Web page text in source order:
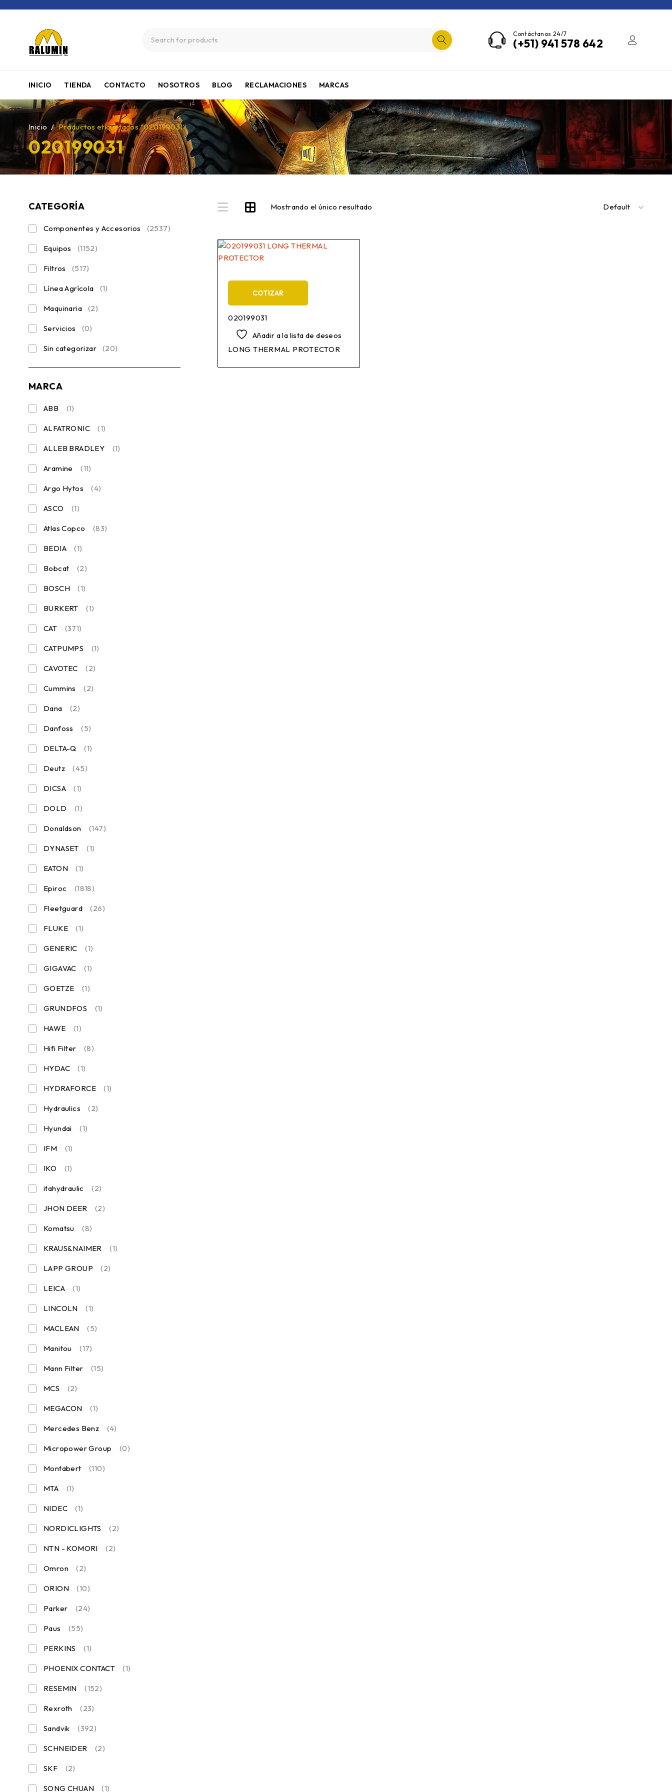
Contáctanos 24/7
(+51) 941 578 642
INICIO TIENDA CONTACTO NOSOTROS BLOG RECLAMACIONES MARCAS
020199031
Inicio / Productos etiquetados “020199031”
CATEGORÍA
Componentes y Accesorios (2537)
Equipos (1152)
Filtros (517)
Línea Agrícola (1)
Maquinaria (2)
Servicios (0)
Sin categorizar (20)
MARCA
ABB (1)
ALFATRONIC (1)
ALLEB BRADLEY (1)
Aramine (11)
Argo Hytos (4)
ASCO (1)
Atlas Copco (83)
BEDIA (1)
Bobcat (2)
BOSCH (1)
BURKERT (1)
CAT (371)
CATPUMPS (1)
CAVOTEC (2)
Cummins (2)
Dana (2)
Danfoss (5)
DELTA-Q (1)
Deutz (45)
DICSA (1)
DOLD (1)
Donaldson (147)
DYNASET (1)
EATON (1)
Epiroc (1818)
Fleetguard (26)
FLUKE (1)
GENERIC (1)
GIGAVAC (1)
GOETZE (1)
GRUNDFOS (1)
HAWE (1)
Hifi Filter (8)
HYDAC (1)
HYDRAFORCE (1)
Hydraulics (2)
Hyundai (1)
IFM (1)
IKO (1)
itahydraulic (2)
JHON DEER (2)
Komatsu (8)
KRAUS&NAIMER (1)
LAPP GROUP (2)
LEICA (1)
LINCOLN (1)
MACLEAN (5)
Manitou (17)
Mann Filter (15)
MCS (2)
MEGACON (1)
Mercedes Benz (4)
Micropower Group (0)
Montabert (110)
MTA (1)
NIDEC (1)
NORDICLIGHTS (2)
NTN - KOMORI (2)
Omron (2)
ORION (10)
Parker (24)
Paus (55)
PERKINS (1)
PHOENIX CONTACT (1)
RESEMIN (152)
Rexroth (23)
Sandvik (392)
SCHNEIDER (2)
SKF (2)
SONG CHUAN (1)
Mostrando el único resultado Default
COTIZAR
020199031
Añadir a la lista de deseos
LONG THERMAL PROTECTOR